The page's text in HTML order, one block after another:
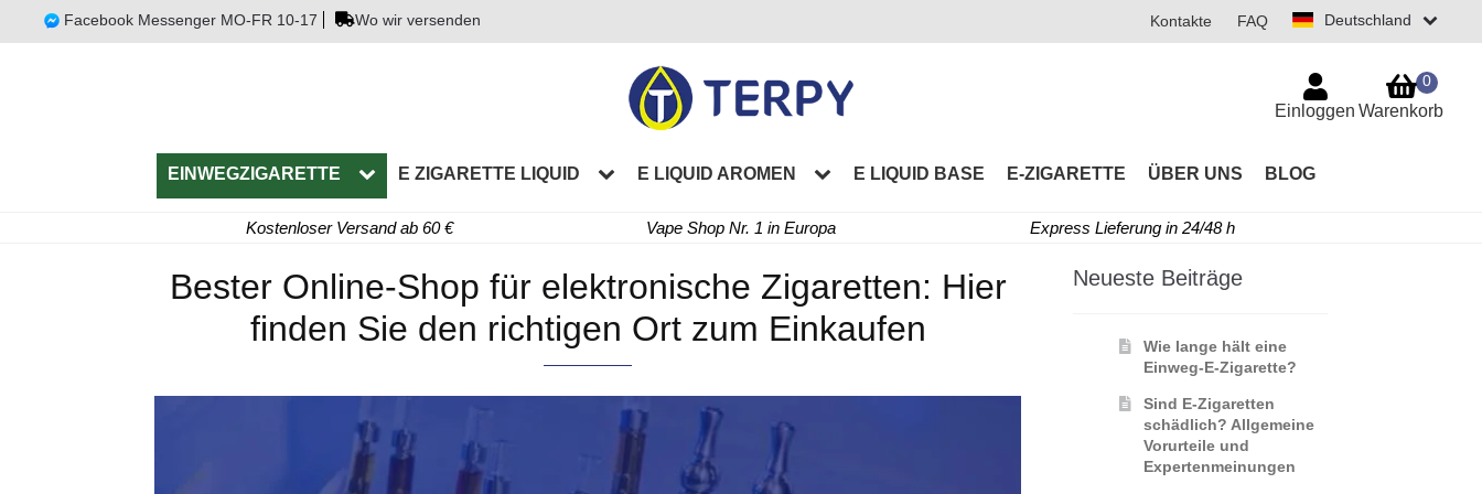
Facebook Messenger MO-FR 10-17 Wo wir versenden Deutschland
Kontakte FAQ
EINWEGZIGARETTE E ZIGARETTE LIQUID E LIQUID AROMEN E LIQUID BASE E-ZIGARETTE ÜBER UNS BLOG
Einloggen Warenkorb
0
Kostenloser Versand ab 60 € Vape Shop Nr. 1 in Europa Express Lieferung in 24/48 h
Bester Online-Shop für elektronische Zigaretten: Hier
finden Sie den richtigen Ort zum Einkaufen
Neueste Beiträge
Wie lange hält eine
Einweg-E-Zigarette?
Sind E-Zigaretten
schädlich? Allgemeine
Vorurteile und
Expertenmeinungen